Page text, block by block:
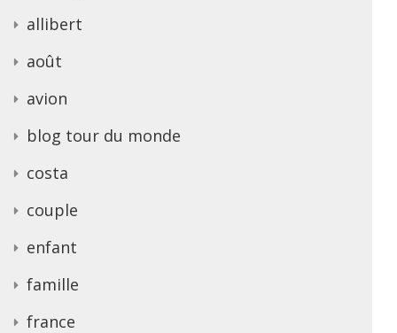
allibert
août
avion
blog tour du monde
costa
couple
enfant
famille
france